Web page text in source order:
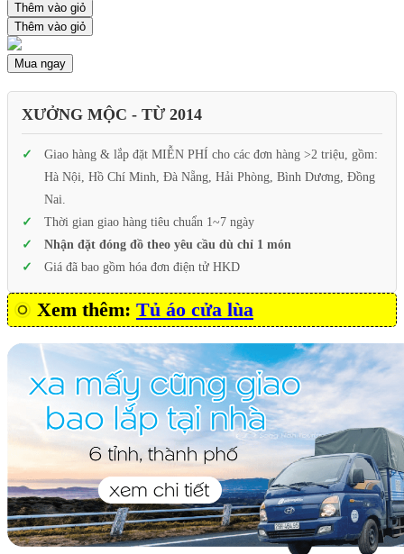
Thêm vào giỏ
Thêm vào giỏ
Mua ngay
XƯỞNG MỘC - TỪ 2014
Giao hàng & lắp đặt MIỄN PHÍ cho các đơn hàng >2 triệu, gồm:
Hà Nội, Hồ Chí Minh, Đà Nẵng, Hải Phòng, Bình Dương, Đồng
Nai.
Thời gian giao hàng tiêu chuẩn 1~7 ngày
Nhận đặt đóng đồ theo yêu cầu dù chỉ 1 món
Giá đã bao gồm hóa đơn điện tử HKD
Xem thêm: Tủ áo cửa lùa